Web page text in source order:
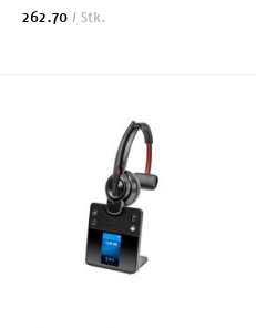
Microsoft Teams-zertifiziert *
262.70 / Stk.